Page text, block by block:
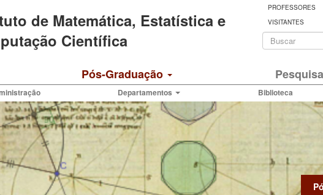
de Matemática, Estatística e
Científica
PROFESSORES
VISITANTES
busca
Pós-Graduação Pesquisa
Departamentos Biblioteca